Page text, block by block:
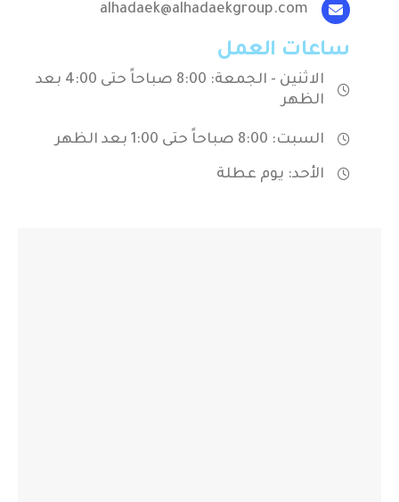
alhadaek@alhadaekgroup.com
ساعات العمل
الاثنين - الجمعة: 8:00 صباحاً حتى 4:00 بعد
الظهر
السبت: 8:00 صباحاً حتى 1:00 بعد الظهر
الأحد: يوم عطلة